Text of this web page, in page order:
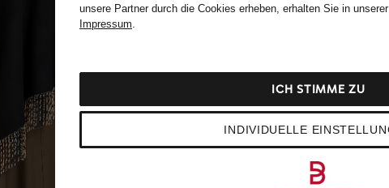
unsere Partner durch die Cookies erheben, erhalten Sie in unserer
Impressum.
INDIVIDUELLE
ICH STIMME ZU